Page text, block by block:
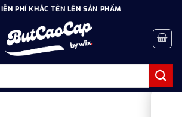
PHÍ KHẮC TÊN LÊN SẢN PHẨM